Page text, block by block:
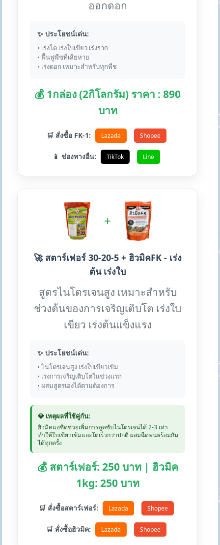
ออกดอก
✨ ประโยชน์เด่น:
• เร่งโต เร่งใบเขียว เร่งราก
• ฟื้นฟูพืชที่เสียหาย
• เร่งดอก เหมาะสำหรับทุกพืช
💰 1กล่อง (2กิโลกรัม) ราคา : 890
บาท
🛒 สั่งซื้อ FK-1: Lazada Shopee
📱 ช่องทางอื่น: TikTok Line
+
🚀 สตาร์เฟอร์ 30-20-5 + ฮิวมิคFK - เร่ง
ต้น เร่งใบ
สูตรไนโตรเจนสูง เหมาะสำหรับ
ช่วงต้นของการเจริญเติบโต เร่งใบ
เขียว เร่งต้นแข็งแรง
✨ ประโยชน์เด่น:
• ไนโตรเจนสูง เร่งใบเขียวเข้ม
• เร่งการเจริญเติบโตในช่วงแรก
• ผสมสูตรเองได้ตามต้องการ
💎 เหตุผลที่ใช้คู่กัน:
ฮิวมิคแอซิดช่วยเพิ่มการดูดซับไนโตรเจนได้ 2-3 เท่า
ทำให้ใบเขียวเข้มและโตเร็วกว่าปกติ ผสมฉีดพ่นพร้อมกัน
ได้ทุกครั้ง
💰 สตาร์เฟอร์: 250 บาท | ฮิวมิค
1kg: 250 บาท
🛒 สั่งซื้อสตาร์เฟอร์: Lazada Shopee
🛒 สั่งซื้อฮิวมิค: Lazada Shopee